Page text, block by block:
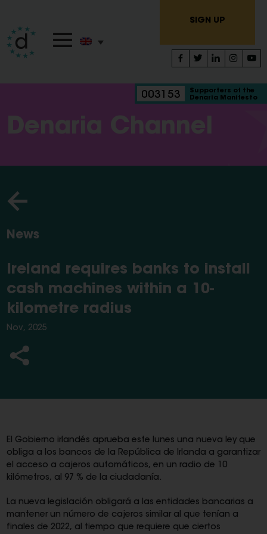
SIGN UP
003153
Supporters of the
Denaria Manifesto
Denaria Channel
News
Ireland requires banks to install
cash machines within a 10-
kilometre radius
Nov, 2025
El Gobierno irlandés aprueba este lunes una nueva ley que
obliga a los bancos de la República de Irlanda a garantizar
el acceso a cajeros automáticos, en un radio de 10
kilómetros, al 97 % de la ciudadanía.
La nueva legislación obligará a las entidades bancarias a
mantener un número de cajeros similar al que tenían a
finales de 2022, al tiempo que requiere que ciertos